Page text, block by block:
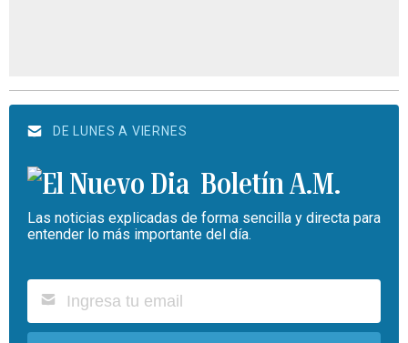
DE LUNES A VIERNES
Boletín A.M.
Las noticias explicadas de forma sencilla y directa para
entender lo más importante del día.